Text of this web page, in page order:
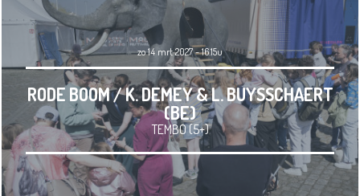
zo 14 mrt 2027 - 16.15u
RODE BOOM / K. DEMEY & L. BUYSSCHAERT
(BE)
TEMBO (5+)